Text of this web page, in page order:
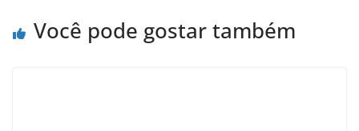
Você pode gostar também